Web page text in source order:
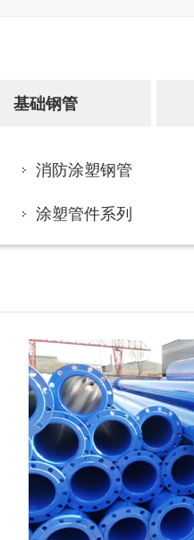
消防涂塑钢管
涂塑管件系列
基础钢管